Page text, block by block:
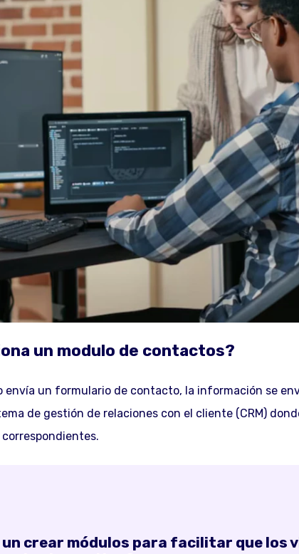
un modulo de contactos?
envía un formulario de contacto, la información se
de gestión de relaciones con el cliente (CRM)
crear módulos para facilitar que los